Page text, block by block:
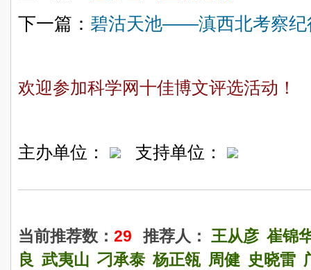
下一篇： 碧沽天池——滇西北考察纪
欢迎参加科学网十佳博文评选活动！
主办单位： 支持单位：
当前推荐数： 29 推荐人： 王从彦 崔锦
良 武夷山 刁承泰 杨正瓴 周健 史晓雷